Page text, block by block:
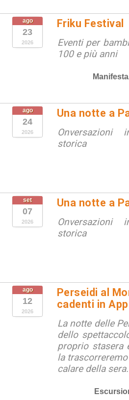
ago
23
2026
Friku Festival
Eventi per
100 e più anni
ago
24
2026
Una notte a
Onversazioni
storica
set
07
2026
Una notte a
Onversazioni
storica
ago
12
2026
Perseidi al
cadenti in
La notte delle
dello
proprio stasera
la
calare della